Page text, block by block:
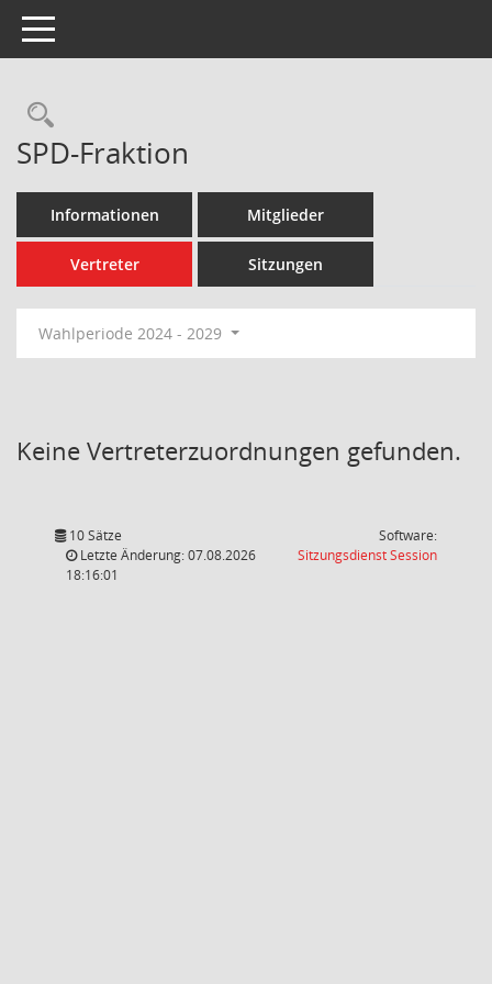
Toggle navigation
Rechercheauswahl
SPD-Fraktion
Informationen Mitglieder
Vertreter Sitzungen
Wahlperiode 2024 - 2029
Keine Vertreterzuordnungen gefunden.
10 Sätze
Letzte Änderung: 07.08.2026
18:16:01
Software:
SitzungsdienstSession(Wird in